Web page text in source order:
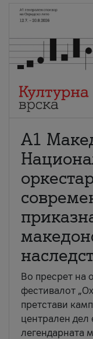
А1
Во пресрет на
фестивалот
претстави
централен дел
легендарната